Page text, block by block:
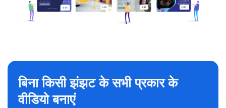
बिना किसी झंझट के सभी प्रकार के
वीडियो बनाएं